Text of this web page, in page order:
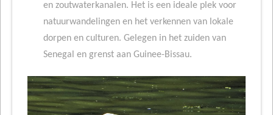
en zoutwaterkanalen. Het is een ideale plek voor
natuurwandelingen en het verkennen van lokale
dorpen en culturen. Gelegen in het zuiden van
Senegal en grenst aan Guinee-Bissau.